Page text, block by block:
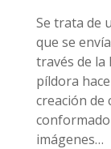
Se trata de
que se
través de la
píldora
creación de
imágenes…